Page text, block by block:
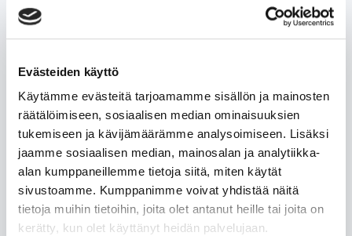
Evästeiden käyttö
Käytämme evästeitä tarjoamamme sisällön ja mainosten
räätälöimiseen, sosiaalisen median ominaisuuksien
tukemiseen ja kävijämäärämme analysoimiseen. Lisäksi
jaamme sosiaalisen median, mainosalan ja analytiikka-
alan kumppaneillemme tietoja siitä, miten käytät
sivustoamme. Kumppanimme voivat yhdistää näitä
tietoja muihin tietoihin, joita olet antanut heille tai joita on
kerätty, kun olet käyttänyt heidän palvelujaan.
Tampereen työväen teatteri |
Tampereen Työväen Teatteri on nykyaikainen teatteri,
jonka juuret ovat työväenteatteriperinteessä. Teatteri
on yksi maamme suurimmista ammattiteattereista,
maamme ainoa ammattimaisesti toimiva
työväenteatteri.
Lue lisää »